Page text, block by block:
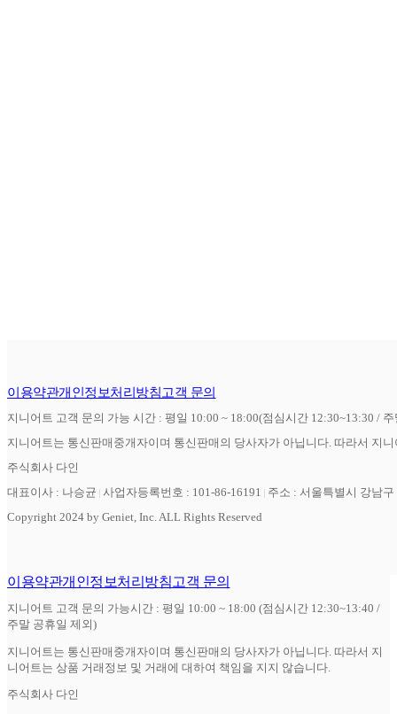
이용약관개인정보처리방침고객 문의
지니어트 고객 문의 가능 시간 : 평일 10:00 ~ 18:00(점심시간 12:30~13:30 /
지니어트는 통신판매중개자이며 통신판매의 당사자가 아닙니다. 따라서 지
주식회사 다인
대표이사 : 나승균 사업자등록번호 : 101-86-16191 주소 : 서울특별시 강남
Copyright 2024 by Geniet, Inc. ALL Rights Reserved
이용약관개인정보처리방침고객 문의
지니어트 고객 문의 가능시간 : 평일 10:00 ~ 18:00 (점심시간 12:30~13:40 /
주말 공휴일 제외)
지니어트는 통신판매중개자이며 통신판매의 당사자가 아닙니다. 따라서 지
니어트는 상품 거래정보 및 거래에 대하여 책임을 지지 않습니다.
주식회사 다인